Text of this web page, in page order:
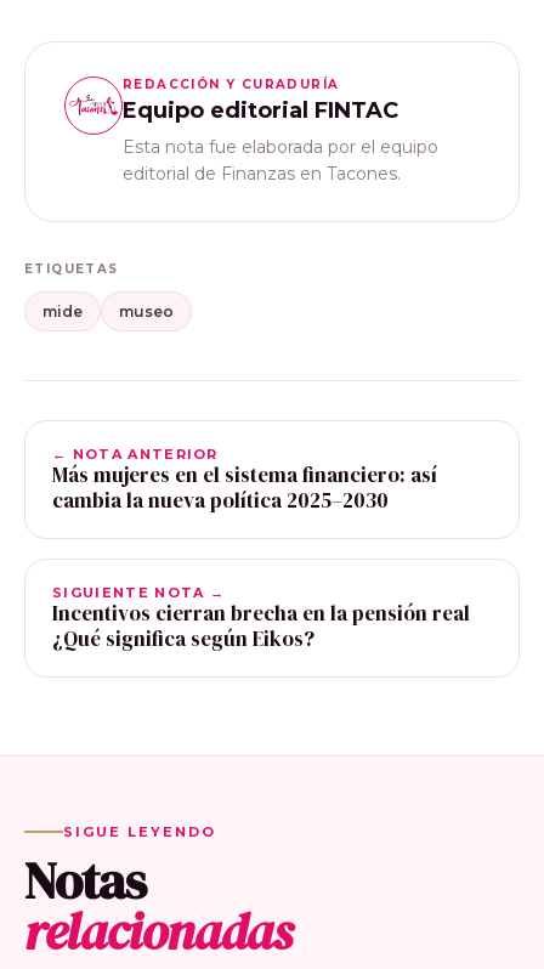
REDACCIÓN Y CURADURÍA
Equipo editorial FINTAC
Esta nota fue elaborada por el equipo
editorial de Finanzas en Tacones.
ETIQUETAS
mide museo
← NOTA ANTERIOR
Más mujeres en el sistema financiero: así
cambia la nueva política 2025–2030
SIGUIENTE NOTA →
Incentivos cierran brecha en la pensión real
¿Qué significa según Eikos?
SIGUE LEYENDO
Notas
relacionadas